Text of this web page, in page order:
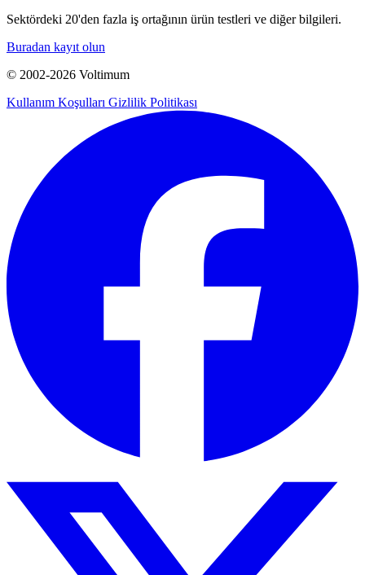
Sektördeki 20'den fazla iş ortağının ürün testleri ve diğer bilgileri.
Buradan kayıt olun
© 2002-2026 Voltimum
Kullanım Koşulları Gizlilik Politikası